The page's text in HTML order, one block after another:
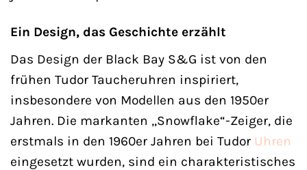
Ein Design, das Geschichte erzählt
Das Design der Black Bay S&G ist von den
frühen Tudor Taucheruhren inspiriert,
insbesondere von Modellen aus den 1950er
Jahren. Die markanten „Snowflake“-Zeiger, die
erstmals in den 1960er Jahren bei Tudor Uhren
eingesetzt wurden, sind ein charakteristisches